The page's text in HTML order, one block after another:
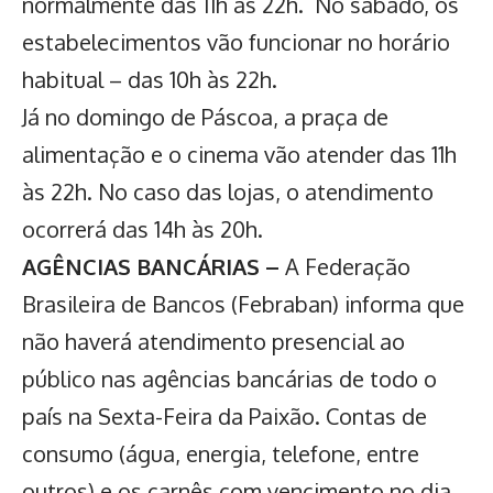
estabelecimentos vão funcionar no horário
habitual – das 10h às 22h.
Já no domingo de Páscoa, a praça de
alimentação e o cinema vão atender das 11h
às 22h. No caso das lojas, o atendimento
ocorrerá das 14h às 20h.
AGÊNCIAS BANCÁRIAS – A Federação
Brasileira de Bancos (Febraban) informa que
não haverá atendimento presencial ao
público nas agências bancárias de todo o
país na Sexta-Feira da Paixão. Contas de
consumo (água, energia, telefone, entre